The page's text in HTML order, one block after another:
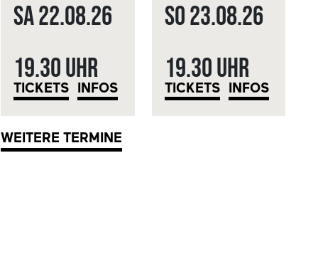
Sa22.08.26
19.30 Uhr
TICKETS INFOS
So23.08.26
19.30 Uhr
TICKETS INFOS
WEITERE TERMINE